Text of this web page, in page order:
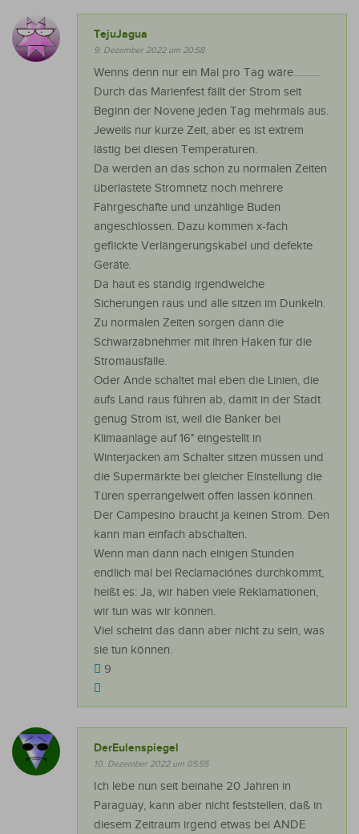
TejuJagua
9. Dezember 2022 um 20:58
Wenns denn nur ein Mal pro Tag wäre……….
Durch das Marienfest fällt der Strom seit
Beginn der Novene jeden Tag mehrmals aus.
Jeweils nur kurze Zeit, aber es ist extrem
lästig bei diesen Temperaturen.
Da werden an das schon zu normalen Zeiten
überlastete Stromnetz noch mehrere
Fahrgeschäfte und unzählige Buden
angeschlossen. Dazu kommen x-fach
geflickte Verlängerungskabel und defekte
Geräte.
Da haut es ständig irgendwelche
Sicherungen raus und alle sitzen im Dunkeln.
Zu normalen Zeiten sorgen dann die
Schwarzabnehmer mit ihren Haken für die
Stromausfälle.
Oder Ande schaltet mal eben die Linien, die
aufs Land raus führen ab, damit in der Stadt
genug Strom ist, weil die Banker bei
Klimaanlage auf 16° eingestellt in
Winterjacken am Schalter sitzen müssen und
die Supermärkte bei gleicher Einstellung die
Türen sperrangelweit offen lassen können.
Der Campesino braucht ja keinen Strom. Den
kann man einfach abschalten.
Wenn man dann nach einigen Stunden
endlich mal bei Reclamaciónes durchkommt,
heißt es: Ja, wir haben viele Reklamationen,
wir tun was wir können.
Viel scheint das dann aber nicht zu sein, was
sie tun können.
9
DerEulenspiegel
10. Dezember 2022 um 05:55
Ich lebe nun seit beinahe 20 Jahren in
Paraguay, kann aber nicht feststellen, daß in
diesem Zeitraum irgend etwas bei ANDE